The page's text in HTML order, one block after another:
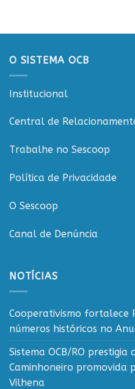
20
O SISTEMA OCB
Institucional
Central de
Trabalhe no Sescoop
Política de Privacidade
O Sescoop
Canal de Denúncia
NOTÍCIAS
Cooperativismo fortalece
números históricos no
Sistema OCB/RO
Caminhoneiro promovida
Vilhena